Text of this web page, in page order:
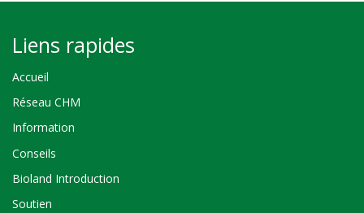
Liens rapides
Accueil
Réseau CHM
Information
Conseils
Bioland Introduction
Soutien